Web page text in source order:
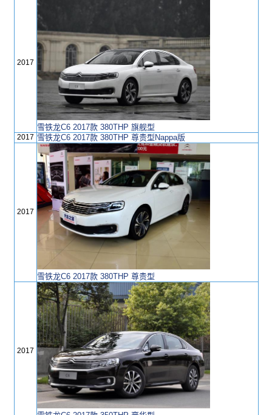
2017
雪铁龙C6 2017款 380THP 旗舰型
2017 雪铁龙C6 2017款 380THP 尊贵型Nappa版
2017
雪铁龙C6 2017款 380THP 尊贵型
2017